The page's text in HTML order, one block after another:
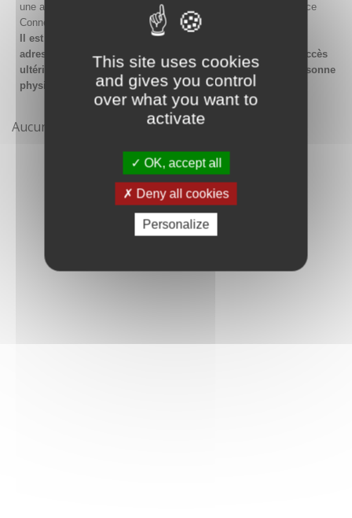
This site uses cookies
and gives you control
over what you want to
activate
OK, accept all
Deny all cookies
Personalize
une adresse email et un mot de passe, ou en passant par France
Connect.
Il est conseillé lors de la création du compte de saisir une
adresse email générique de l'organisme afin de garantir l'accès
ultérieur au compte même en cas de changement de la personne
physique gestionnaire.
Aucune démarche pour le moment